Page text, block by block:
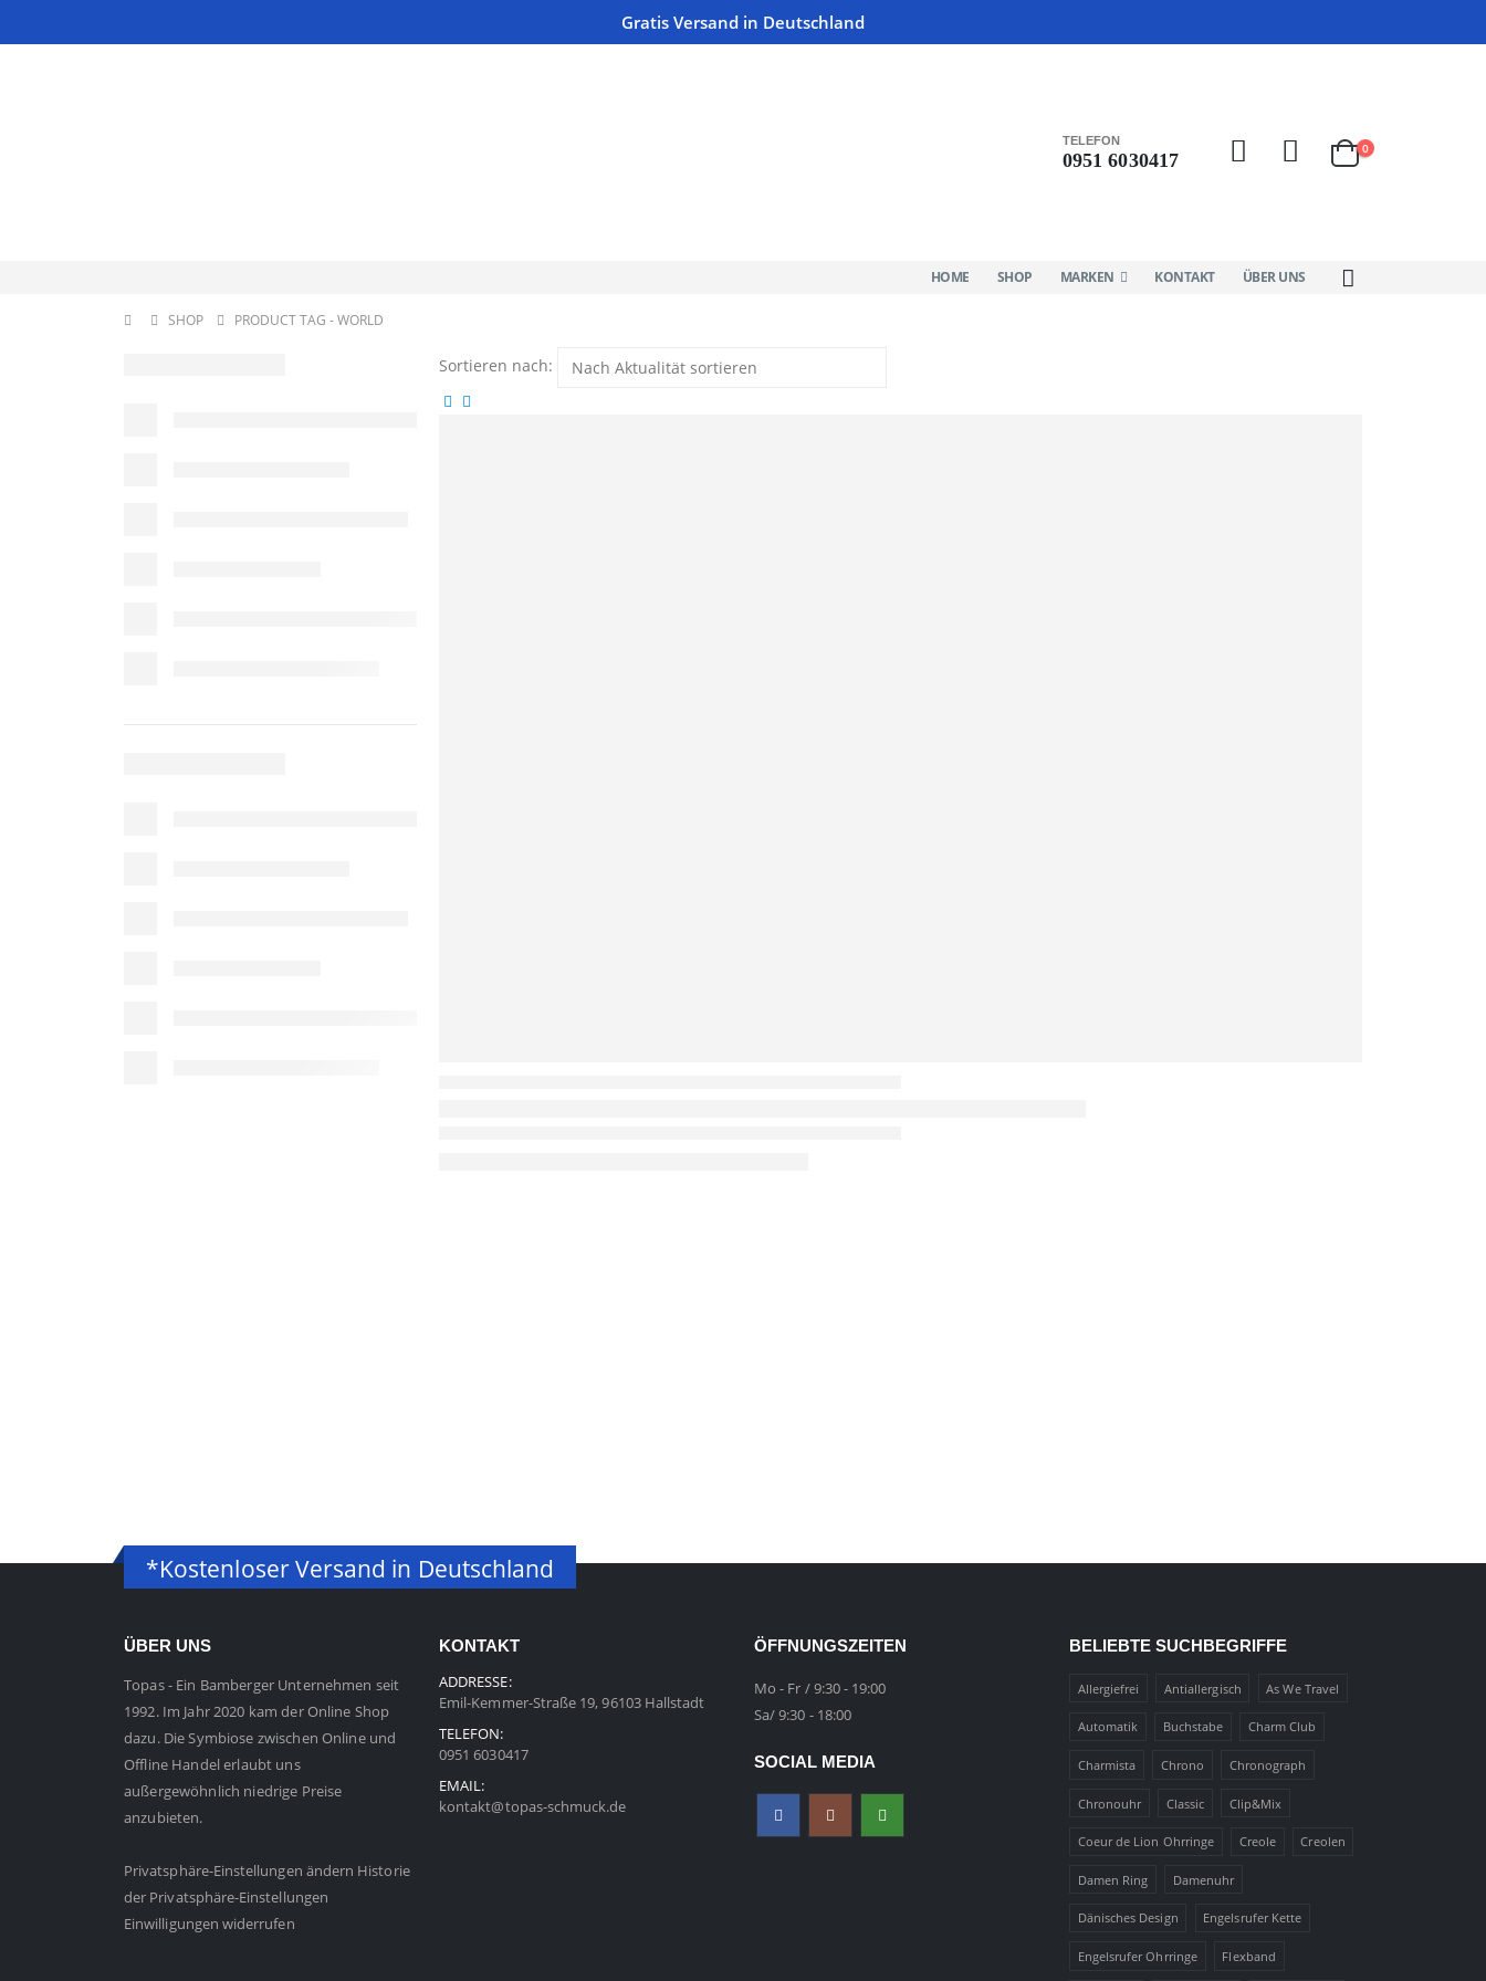
Gratis Versand in Deutschland
TELEFON
0951 6030417
0
HOME SHOP MARKEN KONTAKT ÜBER UNS
SHOP PRODUCT TAG -WORLD
Sortieren nach:
*Kostenloser Versand in Deutschland
ÜBER UNS
Topas - Ein Bamberger Unternehmen seit
1992. Im Jahr 2020 kam der Online Shop
dazu. Die Symbiose zwischen Online und
Offline Handel erlaubt uns
außergewöhnlich niedrige Preise
anzubieten.
Privatsphäre-Einstellungen ändern Historie
der Privatsphäre-Einstellungen
Einwilligungen widerrufen
KONTAKT
ADDRESSE:
Emil-Kemmer-Straße 19, 96103 Hallstadt
TELEFON:
0951 6030417
EMAIL:
kontakt@topas-schmuck.de
ÖFFNUNGSZEITEN
Mo - Fr / 9:30 - 19:00
Sa/ 9:30 - 18:00
SOCIAL MEDIA
BELIEBTE SUCHBEGRIFFE
Allergiefrei Antiallergisch As We Travel
Automatik Buchstabe Charm Club
Charmista Chrono Chronograph
Chronouhr Classic Clip&Mix
Coeur de Lion Ohrringe Creole Creolen
Damen Ring Damenuhr
Dänisches Design Engelsrufer Kette
Engelsrufer Ohrringe Flexband